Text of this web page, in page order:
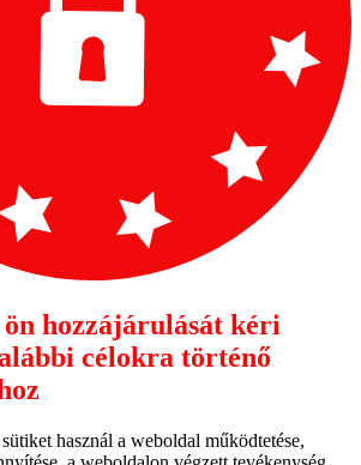
ön hozzájárulását kéri
célokra történő
használ a weboldal működtetése,